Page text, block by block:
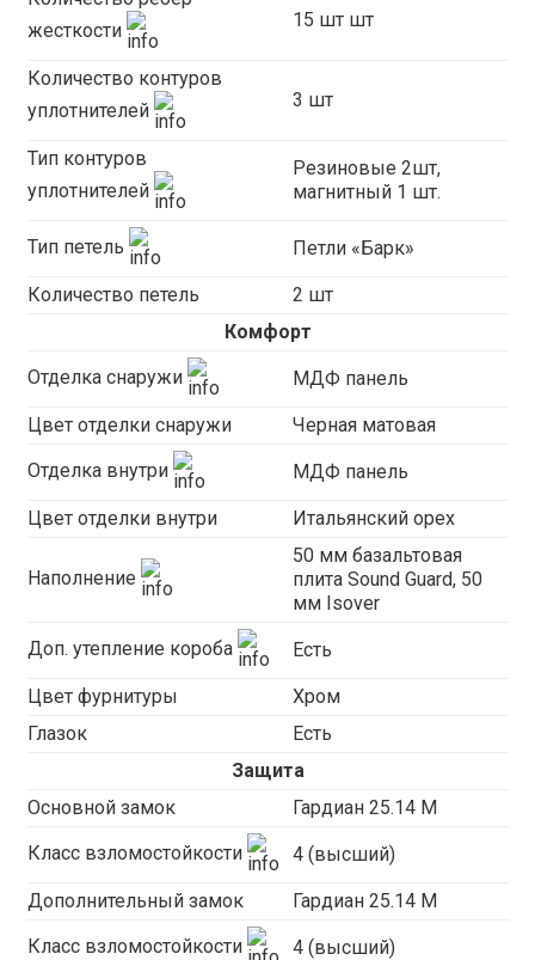
жесткости
15 шт шт
Количество контуров
уплотнителей
3 шт
Тип контуров
уплотнителей
Резиновые 2шт,
магнитный 1 шт.
Тип петель Петли «Барк»
Количество петель
2 шт
Комфорт
Отделка снаружи МДФ панель
Цвет отделки снаружи Черная матовая
Отделка внутри МДФ панель
Цвет отделки внутри Итальянский орех
Наполнение
50 мм базальтовая
плита Sound Guard, 50
мм Isover
Доп. утепление короба Есть
Цвет фурнитуры
Хром
Глазок
Есть
Защита
Основной замок
Гардиан 25.14 М
Класс взломостойкости 4 (высший)
Дополнительный замок Гардиан 25.14 М
Класс взломостойкости 4 (высший)